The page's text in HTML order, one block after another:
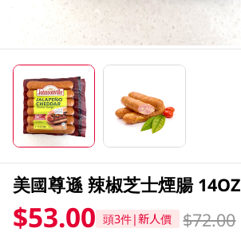
美國尊遜 辣椒芝士煙腸 14OZ
$53.00 頭3件|新人價 $72.00